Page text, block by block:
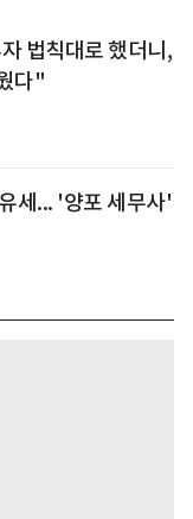
법칙대로 했더니,
다"
세... '양포 세무사'